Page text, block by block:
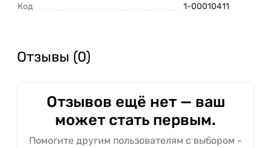
Код 1-00010411
Отзывы (0)
Отзывов ещё нет — ваш
может стать первым.
Помогите другим пользователям с выбором -